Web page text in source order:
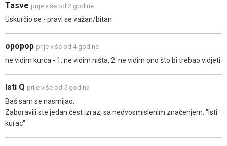
Tasve prije više od 2 godine
Uskurčio se - pravi se važan/bitan
opopop prije više od 4 godine
ne vidim kurca - 1. ne vidim ništa, 2. ne vidim ono što bi trebao vidjeti.
Isti Q prije više od 5 godina
Baš sam se nasmijao.
Zaboravili ste jedan čest izraz, sa nedvosmislenim značenjem: "Isti
kurac"